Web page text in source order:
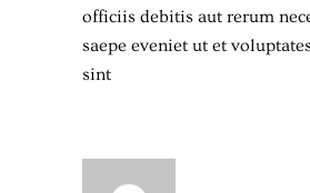
officiis debitis aut rerum
saepe eveniet ut et
sint